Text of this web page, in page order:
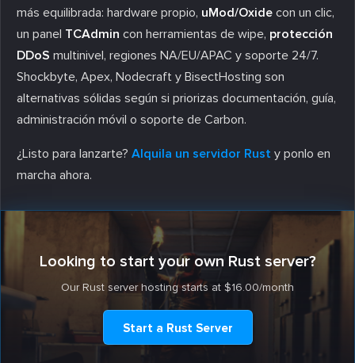
más equilibrada: hardware propio, uMod/Oxide con un clic,
un panel TCAdmin con herramientas de wipe, protección
DDoS multinivel, regiones NA/EU/APAC y soporte 24/7.
Shockbyte, Apex, Nodecraft y BisectHosting son
alternativas sólidas según si priorizas documentación, guía,
administración móvil o soporte de Carbon.
¿Listo para lanzarte? Alquila un servidor Rust y ponlo en
marcha ahora.
Looking to start your own Rust server?
Our Rust server hosting starts at $16.00/month
Start a Rust Server